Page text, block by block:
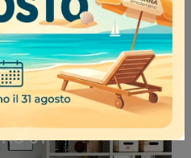
01